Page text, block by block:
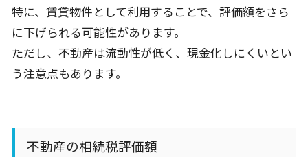
特に、賃貸物件として利用することで、評価額をさら
に下げられる可能性があります。
ただし、不動産は流動性が低く、現金化しにくいとい
う注意点もあります。
不動産の相続税評価額